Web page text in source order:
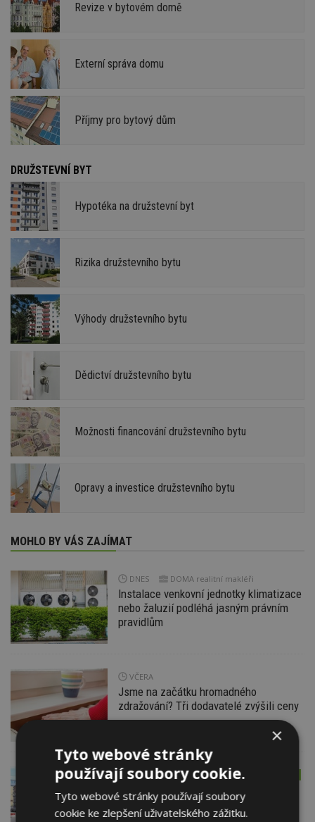
Revize v bytovém domě
Externí správa domu
Příjmy pro bytový dům
DRUŽSTEVNÍ BYT
Hypotéka na družstevní byt
Rizika družstevního bytu
Výhody družstevního bytu
Dědictví družstevního bytu
Možnosti financování družstevního bytu
Opravy a investice družstevního bytu
MOHLO BY VÁS ZAJÍMAT
DNES DOMA realitní makléři
Instalace venkovní jednotky klimatizace
nebo žaluzií podléhá jasným právním
pravidlům
VČERA
Jsme na začátku hromadného
zdražování? Tři dodavatelé zvýšili ceny
26. 6. 2026 AKTUÁLNĚ NÁVŠTĚVA NA STAVBĚ
Superbloky ve Vídni: Dokončená
výstavba prvního bloku. Má být
odolnější proti vedrům a přijemný pro
×
Tyto webové stránky
používají soubory cookie.
Tyto webové stránky používají soubory
cookie ke zlepšení uživatelského zážitku.